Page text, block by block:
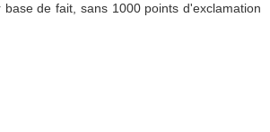
base de fait, sans 1000 points d'exclamation